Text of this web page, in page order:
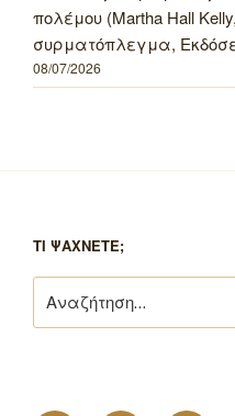
πολέμου (Martha Hall
συρματόπλεγμα,
08/07/2026
ΤΙ ΨΑΧΝΕΤΕ;
για: